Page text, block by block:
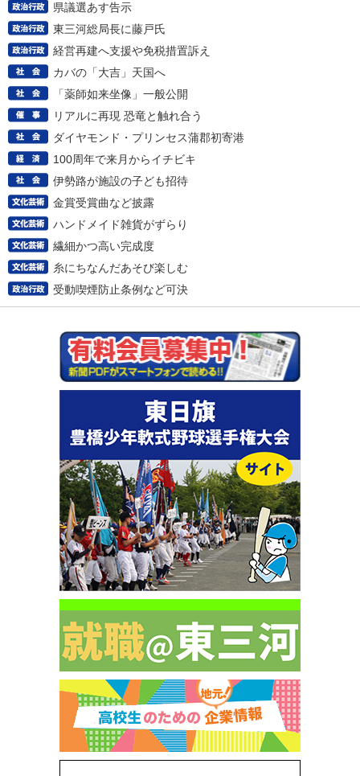
県議選あす告示
東三河総局長に藤戸氏
経営再建へ支援や免税措置訴え
カバの「大吉」天国へ
「薬師如来坐像」一般公開
リアルに再現 恐竜と触れ合う
ダイヤモンド・プリンセス蒲郡初寄港
100周年で来月からイチビキ
伊勢路が施設の子ども招待
金賞受賞曲など披露
ハンドメイド雑貨がずらり
繊細かつ高い完成度
糸にちなんだあそび楽しむ
受動喫煙防止条例など可決